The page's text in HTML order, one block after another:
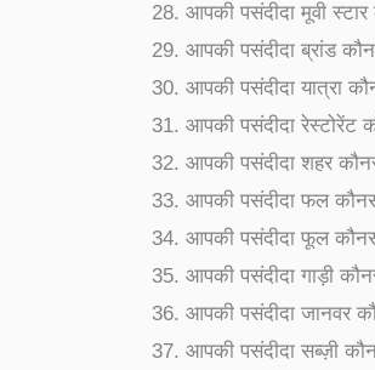
आपकी पसंदीदा मूवी
आपकी पसंदीदा ब्रांड
आपकी पसंदीदा यात्रा
आपकी पसंदीदा
आपकी पसंदीदा शहर
आपकी पसंदीदा फल
आपकी पसंदीदा फूल
आपकी पसंदीदा गाड़ी
आपकी पसंदीदा जानवर
आपकी पसंदीदा सब्ज़ी